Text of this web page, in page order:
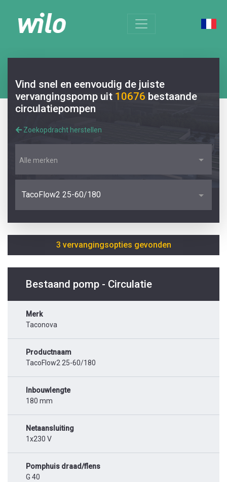
Vind snel en eenvoudig de juiste
vervangingspomp uit 10676 bestaande
circulatiepompen
Zoekopdracht herstellen
Alle merken
TacoFlow2 25-60/180
3 vervangingsopties gevonden
Bestaand pomp - Circulatie
Merk
Taconova
Productnaam
TacoFlow2 25-60/180
Inbouwlengte
180 mm
Netaansluiting
1x230 V
Pomphuis draad/flens
G 40